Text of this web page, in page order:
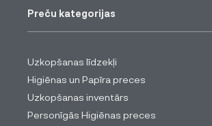
Preču kategorijas
Uzkopšanas līdzekļi
Higiēnas un Papīra preces
Uzkopšanas inventārs
Personīgās Higiēnas preces